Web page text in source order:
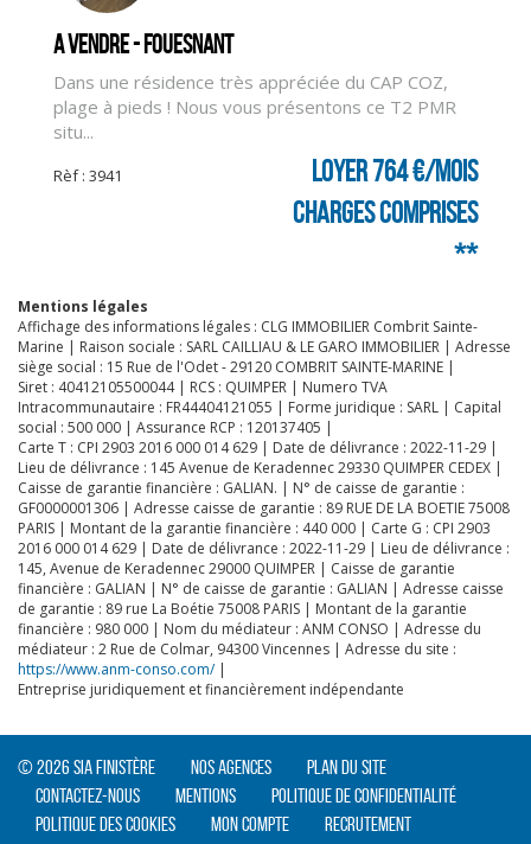
A vendre - FOUESNANT
Dans une résidence très appréciée du CAP COZ,
plage à pieds ! Nous vous présentons ce T2 PMR
situ...
Rèf : 3941
Loyer 764 €/mois
charges comprises
**
Mentions légales
Affichage des informations légales : CLG IMMOBILIER Combrit Sainte-
Marine | Raison sociale : SARL CAILLIAU & LE GARO IMMOBILIER | Adresse
siège social : 15 Rue de l'Odet - 29120 COMBRIT SAINTE-MARINE |
Siret : 40412105500044 | RCS : QUIMPER | Numero TVA
Intracommunautaire : FR44404121055 | Forme juridique : SARL | Capital
social : 500 000 | Assurance RCP : 120137405 |
Carte T : CPI 2903 2016 000 014 629 | Date de délivrance : 2022-11-29 |
Lieu de délivrance : 145 Avenue de Keradennec 29330 QUIMPER CEDEX |
Caisse de garantie financière : GALIAN. | N° de caisse de garantie :
GF0000001306 | Adresse caisse de garantie : 89 RUE DE LA BOETIE 75008
PARIS | Montant de la garantie financière : 440 000 | Carte G : CPI 2903
2016 000 014 629 | Date de délivrance : 2022-11-29 | Lieu de délivrance :
145, Avenue de Keradennec 29000 QUIMPER | Caisse de garantie
financière : GALIAN | N° de caisse de garantie : GALIAN | Adresse caisse
de garantie : 89 rue La Boétie 75008 PARIS | Montant de la garantie
financière : 980 000 | Nom du médiateur : ANM CONSO | Adresse du
médiateur : 2 Rue de Colmar, 94300 Vincennes | Adresse du site :
https://www.anm-conso.com/|
Entreprise juridiquement et financièrement indépendante
© 2026 SIA Finistère Nos agences
Plan du site
Contactez-nous
Mentions
Politique de confidentialité
Politique des cookies
Mon compte Recrutement